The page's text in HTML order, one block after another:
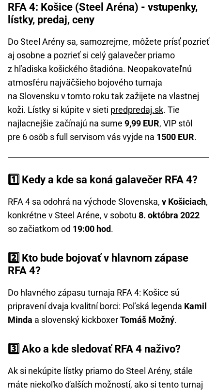
RFA 4: Košice (Steel Aréna) - vstupenky,
lístky, predaj, ceny
Do Steel Arény sa, samozrejme, môžete prísť pozrieť
aj osobne a pozrieť si celý galavečer priamo
z hľadiska košického štadióna. Neopakovateľnú
atmosféru najväčšieho bojového turnaja
na Slovensku v tomto roku tak zažijete na vlastnej
koži. Lístky si kúpite v sieti predpredaj.sk. Tie
najlacnejšie začínajú na sume 9,99 EUR, VIP stôl
pre 6 osôb s full servisom vás vyjde na 1500 EUR.
1️⃣ Kedy a kde sa koná galavečer RFA 4?
RFA 4 sa odohrá na východe Slovenska, v Košiciach,
konkrétne v Steel Aréne, v sobotu 8. októbra 2022
so začiatkom od 19:00 hod.
2️⃣ Kto bude bojovať v hlavnom zápase
RFA 4?
Do hlavného zápasu turnaja RFA 4: Košice sú
pripravení dvaja kvalitní borci: Poľská legenda Kamil
Minda a slovenský kickboxerTomáš Možný.
3️⃣ Ako a kde sledovať RFA 4 naživo?
Ak si nekúpite lístky priamo do Steel Arény, stále
máte niekoľko ďalších možností, ako si tento turnaj